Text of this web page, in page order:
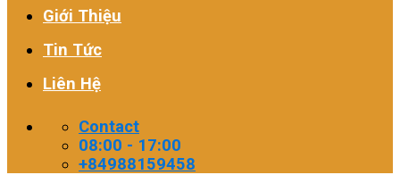
Giới Thiệu
Tin Tức
Liên Hệ
Contact
08:00 - 17:00
+84988159458